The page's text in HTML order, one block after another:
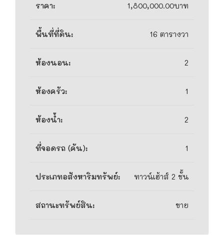
ราคา: 1,800,000.00บาท
พื้นที่ที่ดิน: 16 ตารางวา
ห้องนอน: 2
ห้องครัว: 1
ห้องน้ำ: 2
ที่จอดรถ (คัน): 1
ประเภทอสังหาริมทรัพย์: ทาวน์เฮ้าส์ 2 ชั้น
สถานะทรัพย์สิน: ขาย